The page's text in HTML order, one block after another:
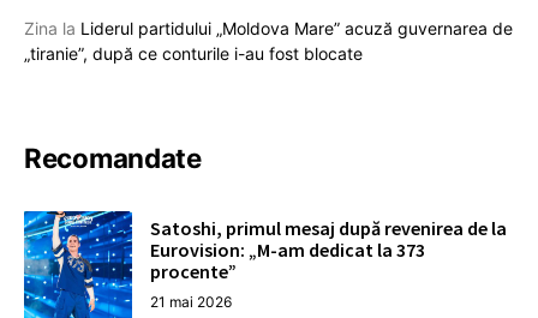
Zina la Liderul partidului „Moldova Mare” acuză guvernarea de
„tiranie”, după ce conturile i-au fost blocate
Recomandate
Satoshi, primul mesaj după revenirea de la
Eurovision: „M-am dedicat la 373
procente”
21 mai 2026